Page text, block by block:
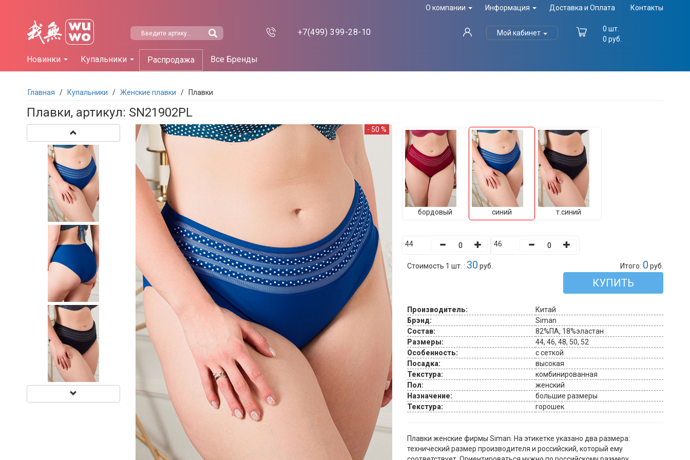
О компании Информация Доставка и Оплата Контакты
+7(499) 399-28-10 Мой кабинет
0 шт.
0 руб.
Новинки Купальники Распродажа Все Бренды
Главная / Купальники / Женские плавки / Плавки
Плавки, артикул: SN21902PL
- 50 %
бордовый синий т.синий
44 46
Стоимость 1 шт. : 30 руб. Итого: 0 руб.
КУПИТЬ
Производитель:
Китай
Брэнд:
Siman
Состав:
82%ПА, 18%эластан
Размеры:
44, 46, 48, 50, 52
Особенность:
с сеткой
Посадка:
высокая
Текстура:
комбинированная
Пол:
женский
Назначение:
большие размеры
Текстура:
горошек
Плавки женские фирмы Siman. На этикетке указано два размера:
технический размер производителя и российский, который ему